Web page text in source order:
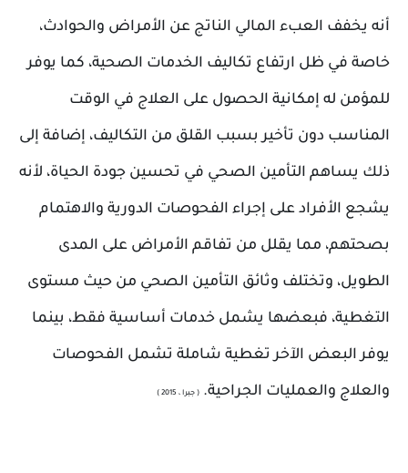
أنه يخفف العبء المالي الناتج عن الأمراض والحوادث،
خاصة في ظل ارتفاع تكاليف الخدمات الصحية، كما يوفر
للمؤمن له إمكانية الحصول على العلاج في الوقت
المناسب دون تأخير بسبب القلق من التكاليف، إضافة إلى
ذلك يساهم التأمين الصحي في تحسين جودة الحياة، لأنه
يشجع الأفراد على إجراء الفحوصات الدورية والاهتمام
بصحتهم، مما يقلل من تفاقم الأمراض على المدى
الطويل، وتختلف وثائق التأمين الصحي من حيث مستوى
التغطية، فبعضها يشمل خدمات أساسية فقط، بينما
يوفر البعض الآخر تغطية شاملة تشمل الفحوصات
والعلاج والعمليات الجراحية. ( جبرا ، 2015 )